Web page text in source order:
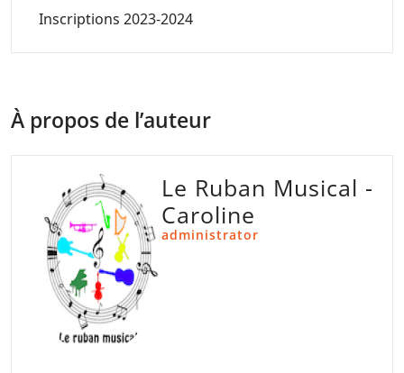
Inscriptions 2023-2024
À propos de l’auteur
Le Ruban Musical -
Caroline
administrator